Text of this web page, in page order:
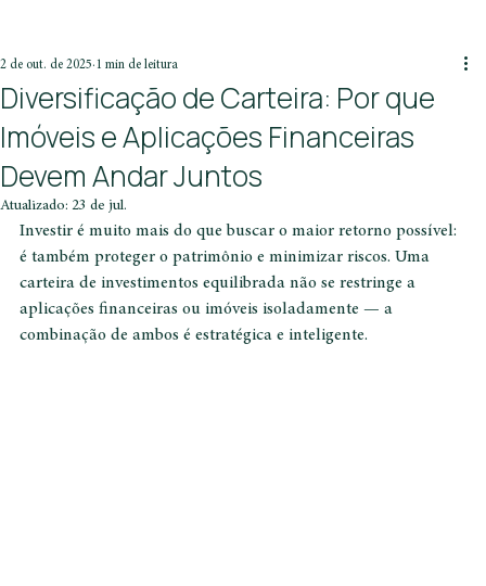
Diversificação de Carteira: Por que
Imóveis e Aplicações Financeiras
Devem Andar Juntos
2 de out. de 2025 1 min de leitura
Investir é muito mais do que buscar o maior retorno possível:
é também proteger o patrimônio e minimizar riscos. Uma
carteira de investimentos equilibrada não se restringe a
aplicações financeiras ou imóveis isoladamente — a